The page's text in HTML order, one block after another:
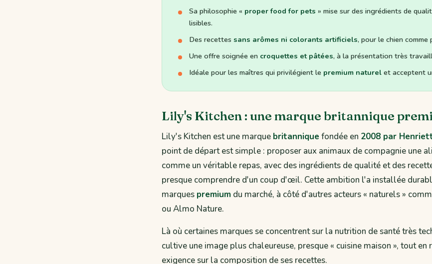
Sa philosophie « proper food for pets » mise sur des ingrédients de
lisibles.
Des recettes sans arômes ni colorants artificiels, pour le chien comme
Une offre soignée en croquettes et pâtées, à la présentation très
Idéale pour les maîtres qui privilégient le premium naturel et acceptent
Lily's Kitchen : une marque britannique
Lily's Kitchen est une marque britannique fondée en 2008 par
point de départ est simple : proposer aux animaux de compagnie une
comme un véritable repas, avec des ingrédients de qualité et des
presque comprendre d'un coup d'œil. Cette ambition l'a installée
marques premium du marché, à côté d'autres acteurs « naturels »
ou Almo Nature.
Là où certaines marques se concentrent sur la nutrition de santé très
cultive une image plus chaleureuse, presque « cuisine maison », tout en
exigence sur la composition de ses recettes.